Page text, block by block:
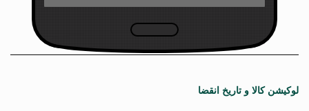
لوکیشن کالا و تاریخ انقضا